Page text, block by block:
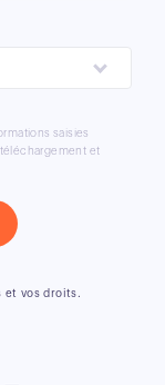
saisies
et
et vos droits.